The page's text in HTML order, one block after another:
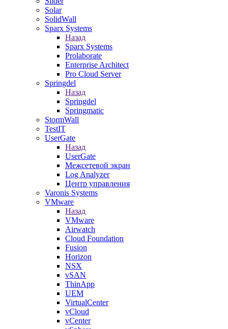
Solar
SolidWall
Sparx Systems
Назад
Sparx Systems
Prolaborate
Enterprise Architect
Pro Cloud Server
Springdel
Назад
Springdel
Springmatic
StormWall
TestIT
UserGate
Назад
UserGate
Межсетевой экран
Log Analyzer
Центр управления
Varonis Systems
VMware
Назад
VMware
Airwatch
Cloud Foundation
Fusion
Horizon
NSX
vSAN
ThinApp
UEM
VirtualCenter
vCloud
vCenter